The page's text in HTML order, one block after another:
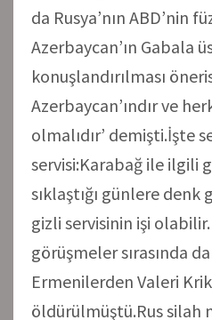
da Rusya’nın ABD’nin
Azerbaycan’ın Gabala
konuşlandırılması
Azerbaycan’ındır ve
olmalıdır’ demişti.İşte
servisi:Karabağ ile ilgili
sıklaştığı günlere denk
gizli servisinin işi olabilir.
görüşmeler sırasında
Ermenilerden Valeri
öldürülmüştü.Rus silah